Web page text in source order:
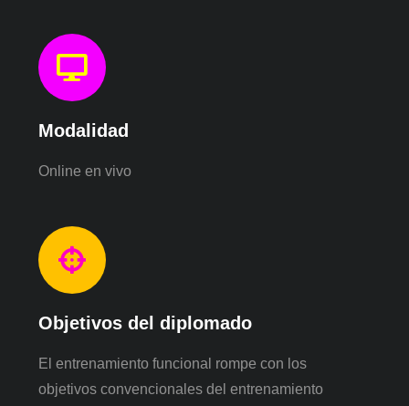
Modalidad
Online en vivo
Objetivos del diplomado
El entrenamiento funcional rompe con los
objetivos convencionales del entrenamiento